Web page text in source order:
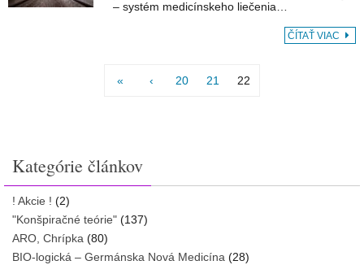
– systém medicínskeho liečenia…
ČÍTAŤ VIAC
« ‹ 20 21 22
Kategórie článkov
! Akcie ! (2)
"Konšpiračné teórie" (137)
ARO, Chrípka (80)
BIO-logická – Germánska Nová Medicína (28)